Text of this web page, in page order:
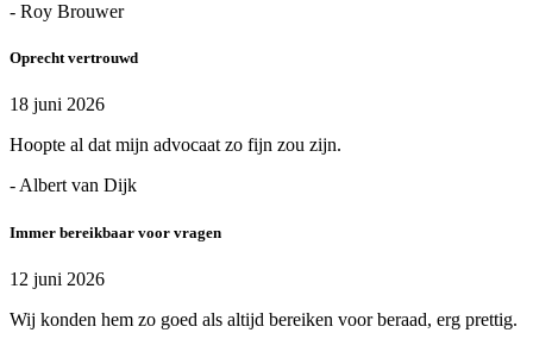
- Roy Brouwer
Oprecht vertrouwd
18 juni 2026
Hoopte al dat mijn advocaat zo fijn zou zijn.
- Albert van Dijk
Immer bereikbaar voor vragen
12 juni 2026
Wij konden hem zo goed als altijd bereiken voor beraad, erg prettig.